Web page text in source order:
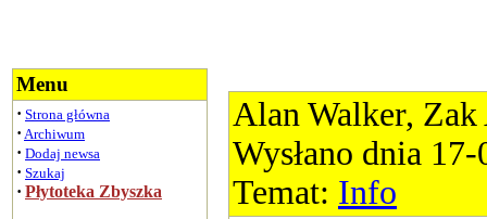
Menu
· Strona główna
· Archiwum
· Dodaj newsa
· Szukaj
· Płytoteka Zbyszka
Alan Walker, Zak
Wysłano dnia
Temat: Info